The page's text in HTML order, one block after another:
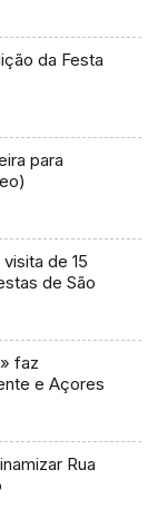
da Festa
para
de 15
de São
faz
e Açores
Rua